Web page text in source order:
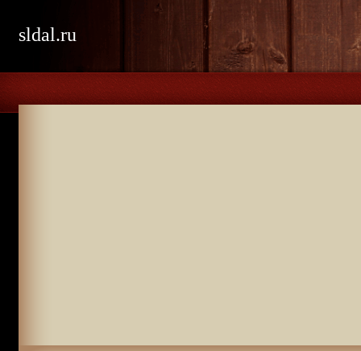
sldal.ru